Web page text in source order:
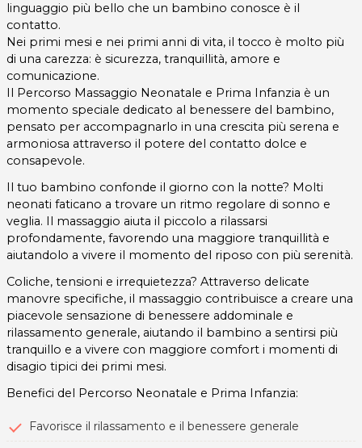
linguaggio più bello che un bambino conosce è il
contatto.
Nei primi mesi e nei primi anni di vita, il tocco è molto più
di una carezza: è sicurezza, tranquillità, amore e
comunicazione.
Il Percorso Massaggio Neonatale e Prima Infanzia è un
momento speciale dedicato al benessere del bambino,
pensato per accompagnarlo in una crescita più serena e
armoniosa attraverso il potere del contatto dolce e
consapevole.
Il tuo bambino confonde il giorno con la notte? Molti
neonati faticano a trovare un ritmo regolare di sonno e
veglia. Il massaggio aiuta il piccolo a rilassarsi
profondamente, favorendo una maggiore tranquillità e
aiutandolo a vivere il momento del riposo con più serenità.
Coliche, tensioni e irrequietezza? Attraverso delicate
manovre specifiche, il massaggio contribuisce a creare una
piacevole sensazione di benessere addominale e
rilassamento generale, aiutando il bambino a sentirsi più
tranquillo e a vivere con maggiore comfort i momenti di
disagio tipici dei primi mesi.
Benefici del Percorso Neonatale e Prima Infanzia:
Favorisce il rilassamento e il benessere generale